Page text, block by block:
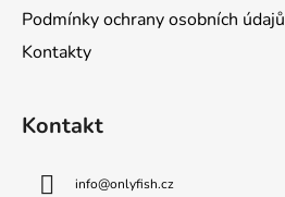
Podmínky ochrany osobních údajů
Kontakty
Kontakt
info@onlyfish.cz